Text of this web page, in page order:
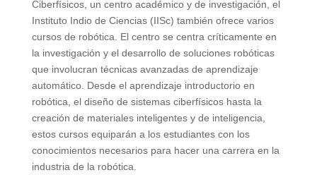
Ciberfísicos, un centro académico y de investigación, el
Instituto Indio de Ciencias (IISc) también ofrece varios
cursos de robótica. El centro se centra críticamente en
la investigación y el desarrollo de soluciones robóticas
que involucran técnicas avanzadas de aprendizaje
automático. Desde el aprendizaje introductorio en
robótica, el diseño de sistemas ciberfísicos hasta la
creación de materiales inteligentes y de inteligencia,
estos cursos equiparán a los estudiantes con los
conocimientos necesarios para hacer una carrera en la
industria de la robótica.